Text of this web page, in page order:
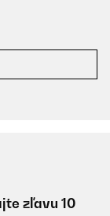
zľavu 10